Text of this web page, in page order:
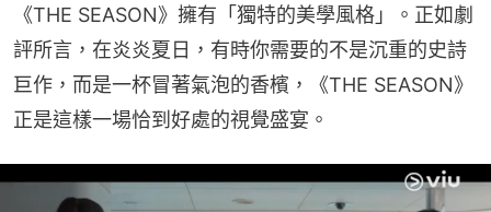
《THE SEASON》擁有「獨特的美學風格」。正如劇
評所言，在炎炎夏日，有時你需要的不是沉重的史詩
巨作，而是一杯冒著氣泡的香檳，《THE SEASON》
正是這樣一場恰到好處的視覺盛宴。